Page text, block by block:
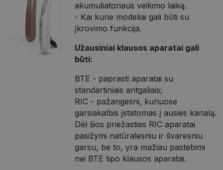
akumuliatoriaus veikimo laiką.
- Kai kurie modeliai gali būti su
įkrovimo funkcija.
Užausiniai klausos aparatai gali
būti:
BTE - paprasti aparatai su
standartiniais antgaliais;
RIC - pažangesni, kuriuose
garsiakalbis įstatomas į ausies kanalą.
Dėl šios priežasties RIC aparatai
pasižymi natūralesniu ir švaresniu
garsu, be to, yra mažiau pastebimi
nei BTE tipo klausos aparatai.